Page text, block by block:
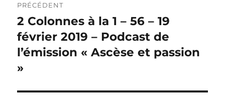
de
l’article
PRÉCÉDENT
Publication
précédente :
2 Colonnes à la 1 – 56 – 19
février 2019 – Podcast de
l’émission « Ascèse et passion
»